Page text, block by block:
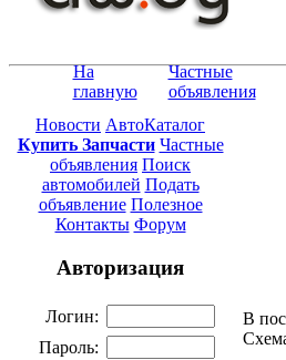
На
главную
Частные
объявления
Новости АвтоКаталог
Купить Запчасти Частные
объявления Поиск
автомобилей Подать
объявление Полезное
Контакты Форум
Авторизация
Логин:
Пароль:
В